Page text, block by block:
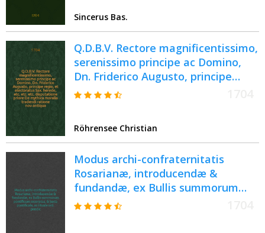
ausus est...
Sincerus Bas.
Q.D.B.V. Rectore magnificentissimo,
serenissimo principe ac Domino,
Dn. Friderico Augusto, principe
regio, et electoratus Sax. herede,
nov-antiqua
Röhrensee Christian
Modus archi-confraternitatis
Rosarianæ, introducendæ &
fundandæ, ex Bullis summorum
pontificum excerptus, & juxta